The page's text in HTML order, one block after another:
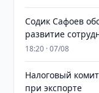
Содик Сафоев
развитие
18:20 · 07/08
Налоговый
при экспорте